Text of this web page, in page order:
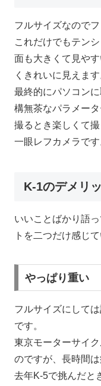
フルサイズなので
これだけでもテン
面も大きくて見や
くきれいに見えます
最終的にパソコン
構無茶なパラメー
撮るとき楽しくて
一眼レフカメラです
K-1のデメリ
いいことばかり語
トを二つだけ感じ
やっぱり重い
フルサイズにして
です。
東京モーターサイ
のですが、長時間は
去年K-5で挑んだと